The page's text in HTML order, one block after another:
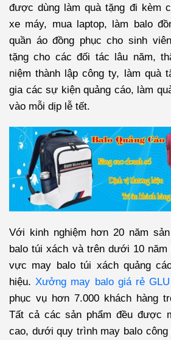
được dùng làm quà tặng đi kèm
xe máy, mua laptop, làm balo
quần áo đồng phục cho sinh
tặng cho các đối tác lâu năm,
niệm thành lập công ty, làm quà
gia các sự kiện quảng cáo, làm
vào mỗi dịp lễ tết.
Với kinh nghiệm hơn 20 năm
balo túi xách và trên dưới 10 năm
vực may balo túi xách quảng
hiệu. Xưởng may balo giá rẻ GLU
phục vụ hơn 7.000 khách hàng
Tất cả các sản phẩm đều được
cao, dưới quy trình may balo công